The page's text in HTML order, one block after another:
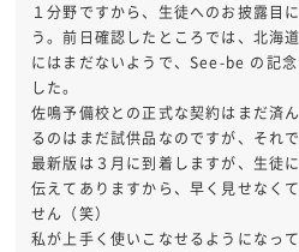
１分野ですから、生徒へのお披露目
う。前日確認したところでは、北海
にはまだないようで、See-be の記
した。
佐鳴予備校との正式な契約はまだ済
るのはまだ試供品なのですが、それ
最新版は３月に到着しますが、生徒
伝えてありますから、早く見せなく
せん（笑）
私が上手く使いこなせるようになっ